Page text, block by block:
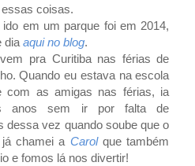
coisas.
em um parque foi em 2014,
diaaqui no blog.
pra Curitiba nas férias de
Quando eu estava na escola
com as amigas nas férias, ia
anos sem ir por falta de
dessa vez quando soube que o
chamei a Carolque também
e fomos lá nos divertir!